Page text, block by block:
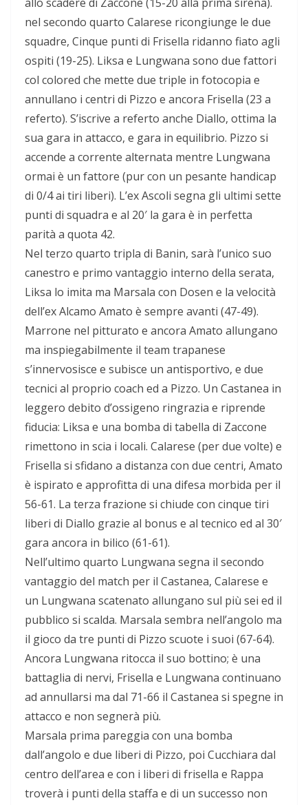
nel secondo quarto Calarese ricongiunge le due
squadre, Cinque punti di Frisella ridanno fiato agli
ospiti (19-25). Liksa e Lungwana sono due fattori
col colored che mette due triple in fotocopia e
annullano i centri di Pizzo e ancora Frisella (23 a
referto). S’iscrive a referto anche Diallo, ottima la
sua gara in attacco, e gara in equilibrio. Pizzo si
accende a corrente alternata mentre Lungwana
ormai è un fattore (pur con un pesante handicap
di 0/4 ai tiri liberi). L’ex Ascoli segna gli ultimi sette
punti di squadra e al 20′ la gara è in perfetta
parità a quota 42.
Nel terzo quarto tripla di Banin, sarà l’unico suo
canestro e primo vantaggio interno della serata,
Liksa lo imita ma Marsala con Dosen e la velocità
dell’ex Alcamo Amato è sempre avanti (47-49).
Marrone nel pitturato e ancora Amato allungano
ma inspiegabilmente il team trapanese
s’innervosisce e subisce un antisportivo, e due
tecnici al proprio coach ed a Pizzo. Un Castanea in
leggero debito d’ossigeno ringrazia e riprende
fiducia: Liksa e una bomba di tabella di Zaccone
rimettono in scia i locali. Calarese (per due volte) e
Frisella si sfidano a distanza con due centri, Amato
è ispirato e approfitta di una difesa morbida per il
56-61. La terza frazione si chiude con cinque tiri
liberi di Diallo grazie al bonus e al tecnico ed al 30′
gara ancora in bilico (61-61).
Nell’ultimo quarto Lungwana segna il secondo
vantaggio del match per il Castanea, Calarese e
un Lungwana scatenato allungano sul più sei ed il
pubblico si scalda. Marsala sembra nell’angolo ma
il gioco da tre punti di Pizzo scuote i suoi (67-64).
Ancora Lungwana ritocca il suo bottino; è una
battaglia di nervi, Frisella e Lungwana continuano
ad annullarsi ma dal 71-66 il Castanea si spegne in
attacco e non segnerà più.
Marsala prima pareggia con una bomba
dall’angolo e due liberi di Pizzo, poi Cucchiara dal
centro dell’area e con i liberi di frisella e Rappa
troverà i punti della staffa e di un successo non